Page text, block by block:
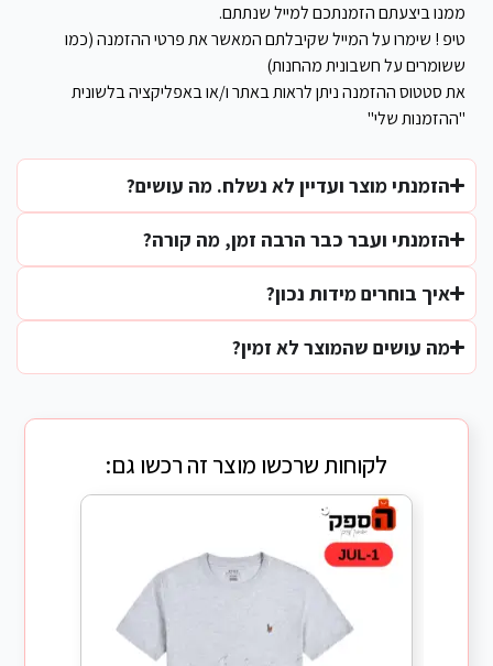
ממנו ביצעתם הזמנתכם למייל שנתתם.
טיפ ! שימרו על המייל שקיבלתם המאשר את פרטי ההזמנה (כמו
ששומרים על חשבונית מהחנות)
את סטטוס ההזמנה ניתן לראות באתר ו/או באפליקציה בלשונית
"ההזמנות שלי"
הזמנתי מוצר ועדיין לא נשלח. מה עושים?
הזמנתי ועבר כבר הרבה זמן, מה קורה?
איך בוחרים מידות נכון?
מה עושים שהמוצר לא זמין?
לקוחות שרכשו מוצר זה רכשו גם: